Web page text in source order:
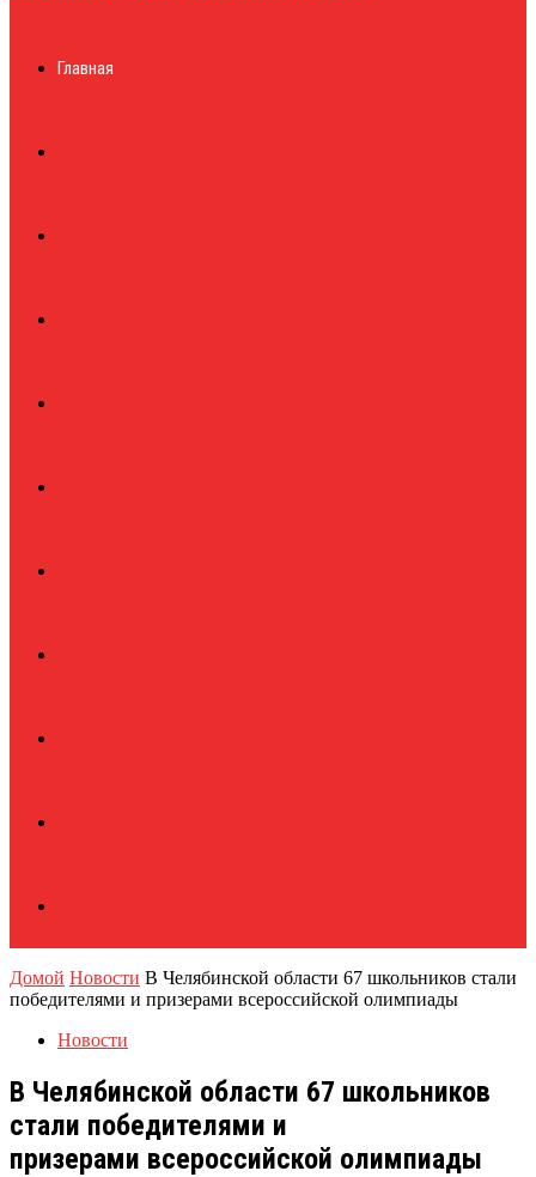
журналГлавная
Домой Новости В Челябинской области 67 школьников стали
победителями и призерами всероссийской олимпиады
Новости
В Челябинской области 67 школьников
стали победителями и
призерами всероссийской олимпиады